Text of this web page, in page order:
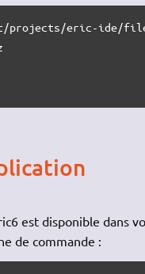
projects/eric-ide/
est disponible dans
de commande :